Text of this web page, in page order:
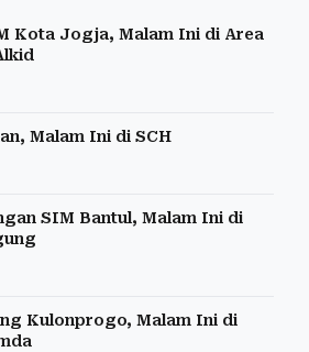
Kota Jogja, Malam Ini di Area
Malam Ini di SCH
SIM Bantul, Malam Ini di
Kulonprogo, Malam Ini di